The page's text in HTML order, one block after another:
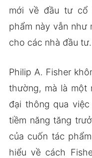
mới về đầu tư cổ
phẩm này vẫn như
cho các nhà đầu tư.
Philip A. Fisher
thường, mà là một
đại thông qua
tiềm năng tăng
của cuốn tác
hiểu về cách